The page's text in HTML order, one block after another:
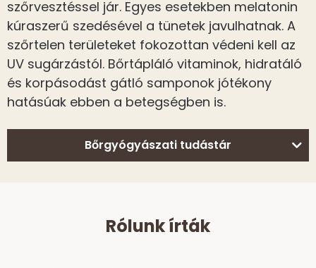
szőrvesztéssel jár. Egyes esetekben melatonin
kúraszerű szedésével a tünetek javulhatnak. A
szőrtelen területeket fokozottan védeni kell az
UV sugárzástól. Bőrtápláló vitaminok, hidratáló
és korpásodást gátló samponok jótékony
hatásúak ebben a betegségben is.
Bőrgyógyászati tudástár
Rólunk írták